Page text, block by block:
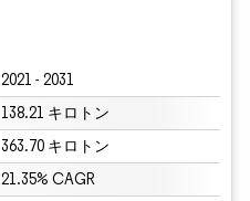
2021 - 2031
138.21 キロトン
363.70 キロトン
21.35% CAGR